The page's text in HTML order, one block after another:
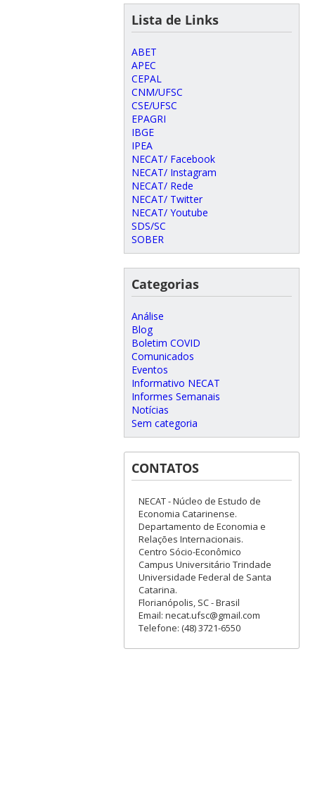
Julho PDF
Junho PDF
Maio
Abril
Março
Lista de Links
ABET
APEC
CEPAL
CNM/UFSC
CSE/UFSC
EPAGRI
IBGE
IPEA
NECAT/ Facebook
NECAT/ Instagram
NECAT/ Rede
NECAT/ Twitter
NECAT/ Youtube
SDS/SC
SOBER
Categorias
Análise
Blog
Boletim COVID
Comunicados
Eventos
Informativo NECAT
Informes Semanais
Notícias
Sem categoria
CONTATOS
NECAT - Núcleo de Estudo de
Economia Catarinense.
Departamento de Economia e
Relações Internacionais.
Centro Sócio-Econômico
Campus Universitário Trindade
Universidade Federal de Santa
Catarina.
Florianópolis, SC - Brasil
Email: necat.ufsc@gmail.com
Telefone: (48) 3721-6550